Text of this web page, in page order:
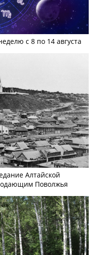
с 8 по 14 августа
Алтайской
Поволжья